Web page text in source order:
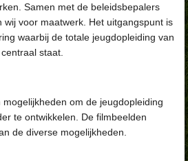
Samen met de beleidsbepalers
wij voor maatwerk. Het uitgangspunt is
waarbij de totale jeugdopleiding van
staat.
om de jeugdopleiding
te ontwikkelen. De filmbeelden
de diverse mogelijkheden.